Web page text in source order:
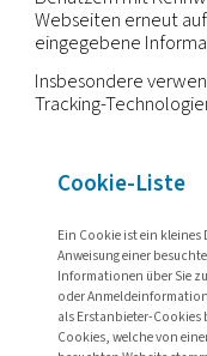
Falls andere
Einstellungen
Cookies
zu erfüllen, wie
erstellen;
anpassen;